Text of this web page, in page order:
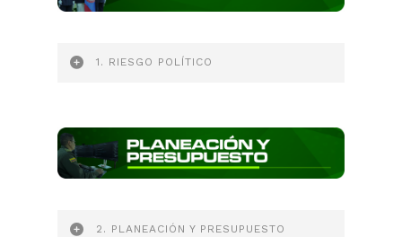
1. RIESGO POLÍTICO
2. PLANEACIÓN Y PRESUPUESTO